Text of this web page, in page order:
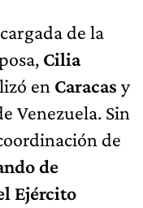
de la
Cilia
en Caracas y
Venezuela. Sin
de
de
Ejército